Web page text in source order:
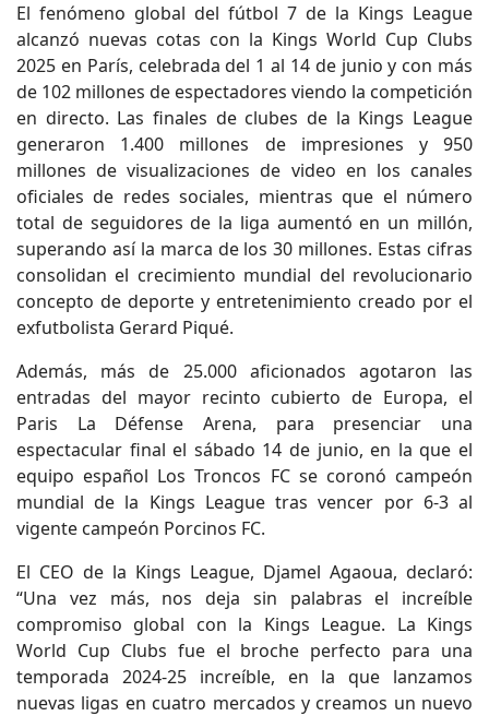
El fenómeno global del fútbol 7 de la Kings League
alcanzó nuevas cotas con la Kings World Cup Clubs
2025 en París, celebrada del 1 al 14 de junio y con más
de 102 millones de espectadores viendo la competición
en directo. Las finales de clubes de la Kings League
generaron 1.400 millones de impresiones y 950
millones de visualizaciones de video en los canales
oficiales de redes sociales, mientras que el número
total de seguidores de la liga aumentó en un millón,
superando así la marca de los 30 millones. Estas cifras
consolidan el crecimiento mundial del revolucionario
concepto de deporte y entretenimiento creado por el
exfutbolista Gerard Piqué.
Además, más de 25.000 aficionados agotaron las
entradas del mayor recinto cubierto de Europa, el
Paris La Défense Arena, para presenciar una
espectacular final el sábado 14 de junio, en la que el
equipo español Los Troncos FC se coronó campeón
mundial de la Kings League tras vencer por 6-3 al
vigente campeón Porcinos FC.
El CEO de la Kings League, Djamel Agaoua, declaró:
“Una vez más, nos deja sin palabras el increíble
compromiso global con la Kings League. La Kings
World Cup Clubs fue el broche perfecto para una
temporada 2024-25 increíble, en la que lanzamos
nuevas ligas en cuatro mercados y creamos un nuevo